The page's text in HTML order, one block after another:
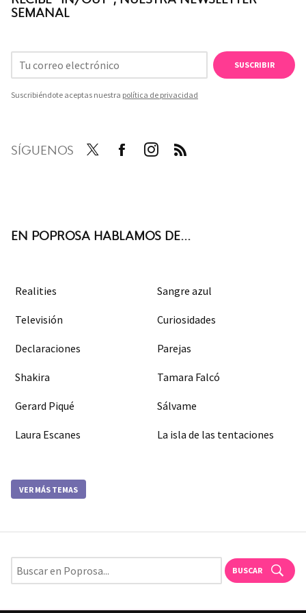
SEMANAL
SUSCRIBIR
Suscribiéndote aceptas nuestra política de privacidad
SÍGUENOS
EN POPROSA HABLAMOS DE...
Realities Sangre azul
Televisión Curiosidades
Declaraciones Parejas
Shakira Tamara Falcó
Gerard Piqué Sálvame
Laura Escanes La isla de las tentaciones
VER MÁS TEMAS
BUSCAR